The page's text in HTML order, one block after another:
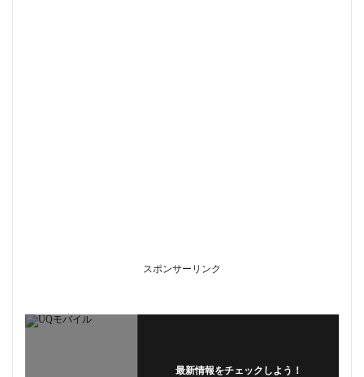
スポンサーリンク
最新情報をチェックしよう！